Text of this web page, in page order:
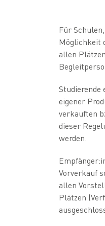
Für
Möglichkeit
allen
Studierende
eigener
verkauften
dieser
werden.
Vorverkauf
allen
Plätzen